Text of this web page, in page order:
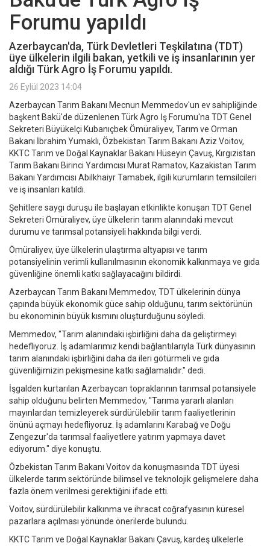
Forumu yapıldı
Azerbaycan'da, Türk Devletleri Teşkilatına (TDT)
üye ülkelerin ilgili bakan, yetkili ve iş insanlarının yer
aldığı Türk Agro İş Forumu yapıldı.
26 Eylül 2023 14:04
Azerbaycan Tarım Bakanı Mecnun Memmedov'un ev sahipliğinde
başkent Bakü'de düzenlenen Türk Agro İş Forumu'na TDT Genel
Sekreteri Büyükelçi Kubanıçbek Ömüraliyev, Tarım ve Orman
Bakanı İbrahim Yumaklı, Özbekistan Tarım Bakanı Aziz Voitov,
KKTC Tarım ve Doğal Kaynaklar Bakanı Hüseyin Çavuş, Kırgızistan
Tarım Bakanı Birinci Yardımcısı Murat Ramatov, Kazakistan Tarım
Bakanı Yardımcısı Abilkhaiyr Tamabek, ilgili kurumların temsilcileri
ve iş insanları katıldı.
Şehitlere saygı duruşu ile başlayan etkinlikte konuşan TDT Genel
Sekreteri Ömüraliyev, üye ülkelerin tarım alanındaki mevcut
durumu ve tarımsal potansiyeli hakkında bilgi verdi.
Ömüraliyev, üye ülkelerin ulaştırma altyapısı ve tarım
potansiyelinin verimli kullanılmasının ekonomik kalkınmaya ve gıda
güvenliğine önemli katkı sağlayacağını bildirdi.
Azerbaycan Tarım Bakanı Memmedov, TDT ülkelerinin dünya
çapında büyük ekonomik güce sahip olduğunu, tarım sektörünün
bu ekonominin büyük kısmını oluşturduğunu söyledi.
Memmedov, "Tarım alanındaki işbirliğini daha da geliştirmeyi
hedefliyoruz. İş adamlarımız kendi bağlantılarıyla Türk dünyasının
tarım alanındaki işbirliğini daha da ileri götürmeli ve gıda
güvenliğimizin pekişmesine katkı sağlamalıdır." dedi.
İşgalden kurtarılan Azerbaycan topraklarının tarımsal potansiyele
sahip olduğunu belirten Memmedov, "Tarıma yararlı alanları
mayınlardan temizleyerek sürdürülebilir tarım faaliyetlerinin
önünü açmayı hedefliyoruz. İş adamlarını Karabağ ve Doğu
Zengezur'da tarımsal faaliyetlere yatırım yapmaya davet
ediyorum." diye konuştu.
Özbekistan Tarım Bakanı Voitov da konuşmasında TDT üyesi
ülkelerde tarım sektöründe bilimsel ve teknolojik gelişmelere daha
fazla önem verilmesi gerektiğini ifade etti.
Voitov, sürdürülebilir kalkınma ve ihracat coğrafyasının küresel
pazarlara açılması yönünde önerilerde bulundu.
KKTC Tarım ve Doğal Kaynaklar Bakanı Çavuş, kardeş ülkelerle